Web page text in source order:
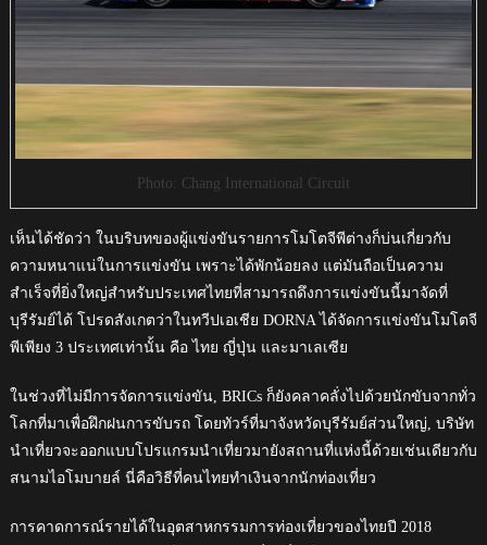
Photo: Chang International Circuit
เห็นได้ชัดว่า ในบริบทของผู้แข่งขันรายการโมโตจีพีต่างก็บ่นเกี่ยวกับ
ความหนาแน่ในการแข่งขัน เพราะได้พักน้อยลง แต่มันถือเป็นความ
สำเร็จที่ยิ่งใหญ่สำหรับประเทศไทยที่สามารถดึงการแข่งขันนี้มาจัดที่
บุรีรัมย์ได้ โปรดสังเกตว่าในทวีปเอเชีย DORNA ได้จัดการแข่งขันโมโตจี
พีเพียง 3 ประเทศเท่านั้น คือ ไทย ญี่ปุ่น และมาเลเซีย
ในช่วงที่ไม่มีการจัดการแข่งขัน, BRICs ก็ยังคลาคลั่งไปด้วยนักขับจากทั่ว
โลกที่มาเพื่อฝึกฝนการขับรถ โดยทัวร์ที่มาจังหวัดบุรีรัมย์ส่วนใหญ่, บริษัท
นำเที่ยวจะออกแบบโปรแกรมนำเที่ยวมายังสถานที่แห่งนี้ด้วยเช่นเดียวกับ
สนามไอโมบายล์ นี่คือวิธีที่คนไทยทำเงินจากนักท่องเที่ยว
การคาดการณ์รายได้ในอุตสาหกรรมการท่องเที่ยวของไทยปี 2018